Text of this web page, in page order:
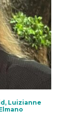
Luizianne